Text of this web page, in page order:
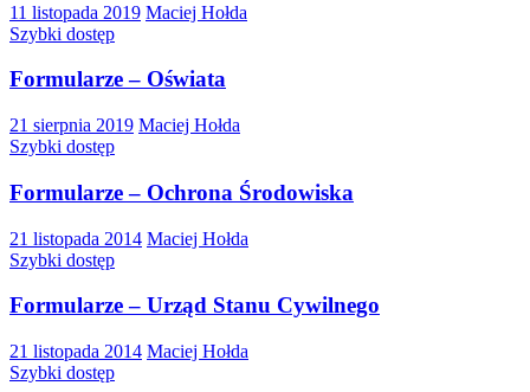
11 listopada 2019 Maciej Hołda
Szybki dostęp
Formularze – Oświata
21 sierpnia 2019 Maciej Hołda
Szybki dostęp
Formularze – Ochrona Środowiska
21 listopada 2014 Maciej Hołda
Szybki dostęp
Formularze – Urząd Stanu Cywilnego
21 listopada 2014 Maciej Hołda
Szybki dostęp